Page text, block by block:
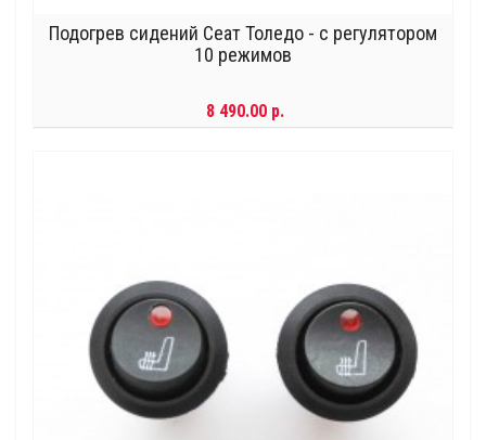
Подогрев сидений Сеат Толедо - с регулятором
10 режимов
8 490.00 р.